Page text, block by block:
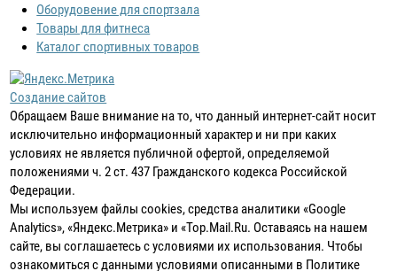
Оборудовение для спортзала
Товары для фитнеса
Каталог спортивных товаров
Создание сайтов
Обращаем Ваше внимание на то, что данный интернет-сайт носит
исключительно информационный характер и ни при каких
условиях не является публичной офертой, определяемой
положениями ч. 2 ст. 437 Гражданского кодекса Российской
Федерации.
Мы используем файлы cookies, средства аналитики «Google
Analytics», «Яндекс.Метрика» и «Top.Mail.Ru. Оставаясь на нашем
сайте, вы соглашаетесь с условиями их использования. Чтобы
ознакомиться с данными условиями описанными в Политике